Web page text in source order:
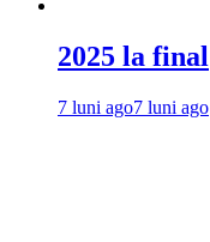
2025 la final
7 luni ago7 luni ago